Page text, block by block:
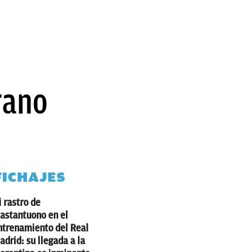
rastro de
en el
del Real
su llegada a la